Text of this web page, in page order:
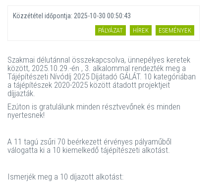
Közzététel időpontja: 2025-10-30 00:50:43
PÁLYÁZAT HÍREK ESEMÉNYEK
Szakmai délutánnal összekapcsolva, ünnepélyes keretek
között, 2025.10.29.-én , 3. alkalommal rendezték meg a
Tájépítészeti Nívódíj 2025 Díjátadó GÁLÁT. 10 kategóriában
a tájépítészek 2020-2025 között átadott projektjeit
díjjazták.
Ezúton is gratulálunk minden résztvevőnek és minden
nyertesnek!
A 11 tagú zsűri 70 beérkezett érvényes pályaműből
válogatta ki a 10 kiemelkedő tájépítészeti alkotást.
Ismerjék meg a 10 díjazott alkotást: